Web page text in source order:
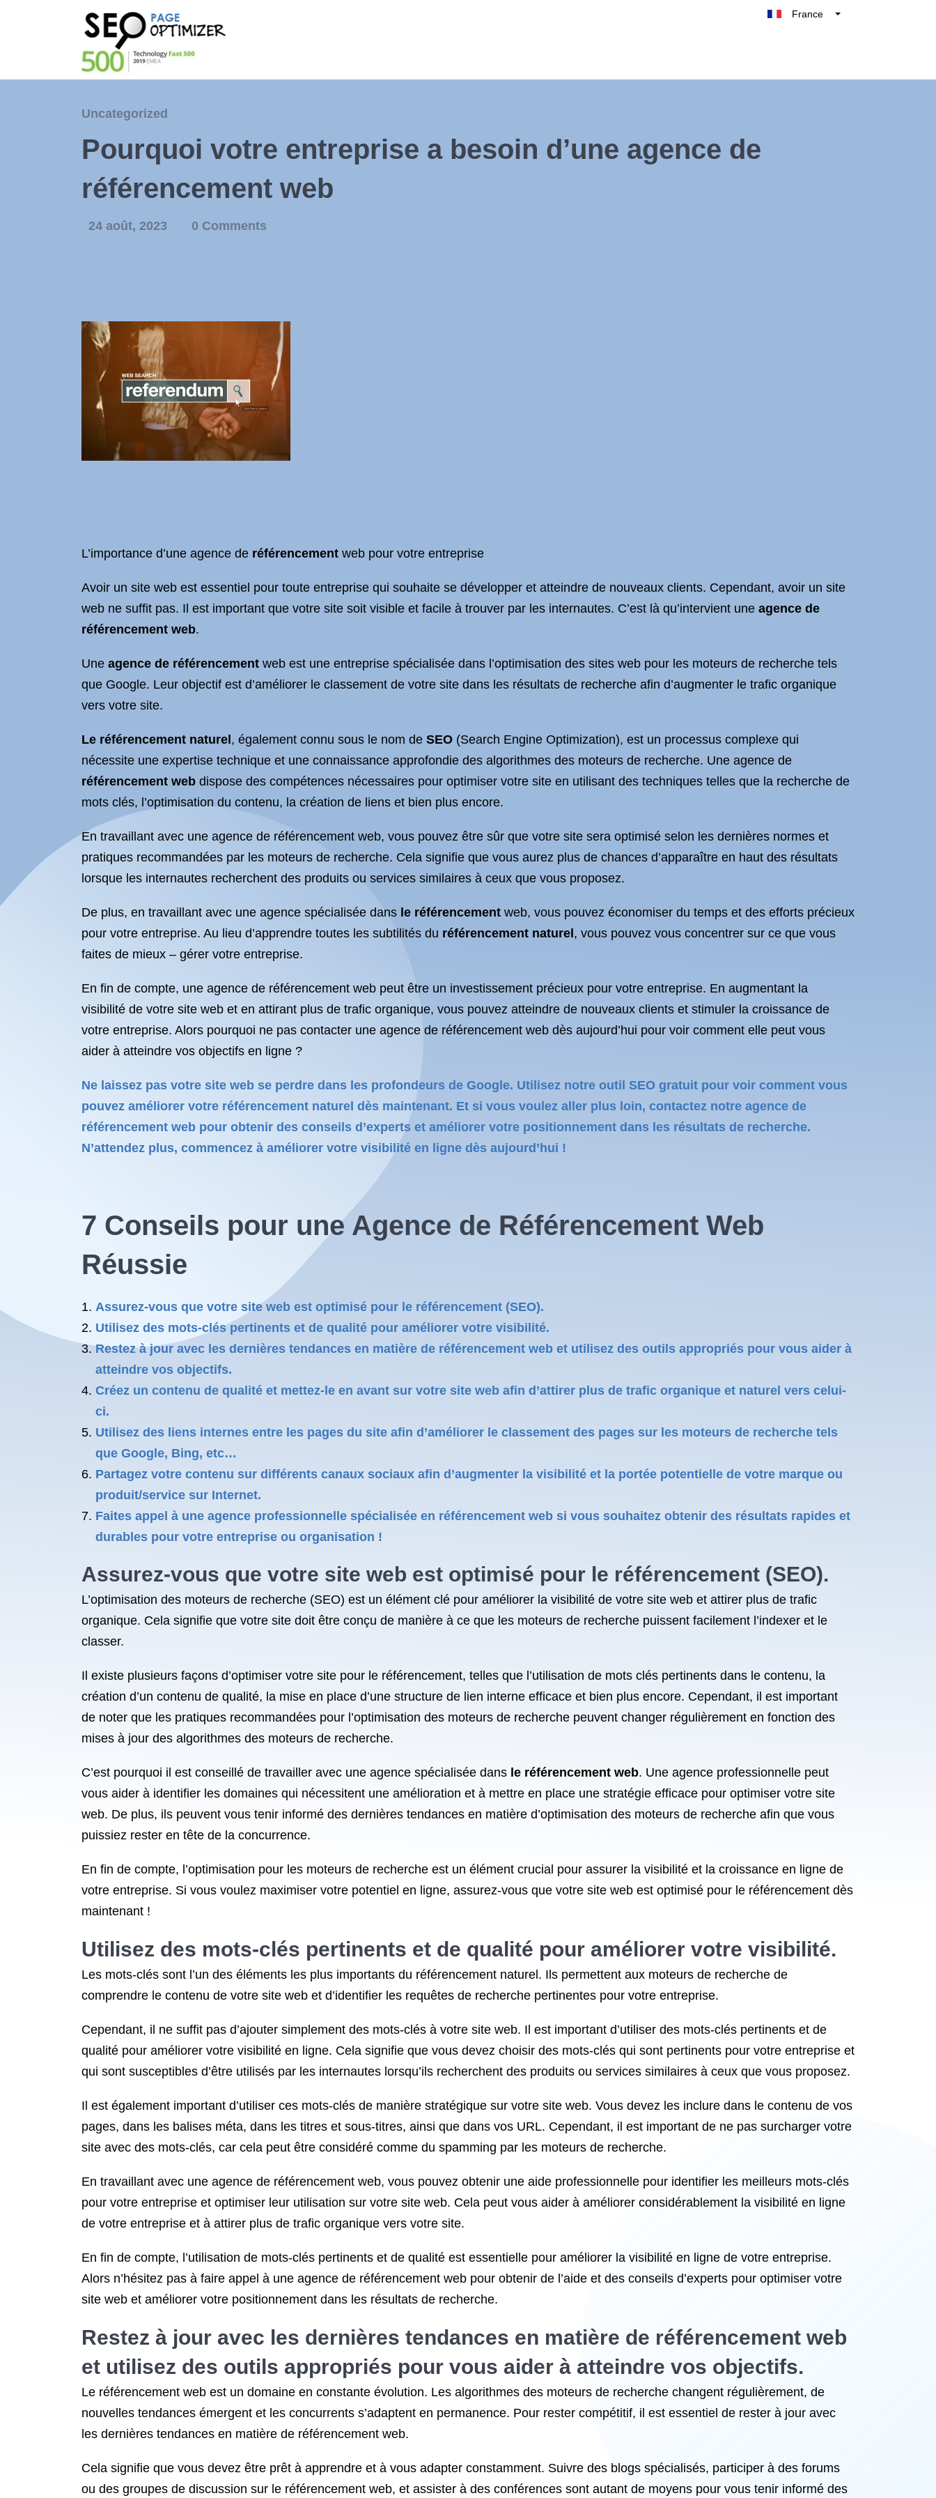
France
Nederland
Uncategorized
Pourquoi votre entreprise a besoin d’une agence de
référencement web
24 août, 2023 0 Comments
L’importance d’une agence de référencement web pour votre entreprise
Avoir un site web est essentiel pour toute entreprise qui souhaite se développer et atteindre de nouveaux clients. Cependant, avoir un site
web ne suffit pas. Il est important que votre site soit visible et facile à trouver par les internautes. C’est là qu’intervient une agence de
référencement web.
Une agence de référencement web est une entreprise spécialisée dans l’optimisation des sites web pour les moteurs de recherche tels
que Google. Leur objectif est d’améliorer le classement de votre site dans les résultats de recherche afin d’augmenter le trafic organique
vers votre site.
Le référencement naturel , également connu sous le nom de SEO (Search Engine Optimization), est un processus complexe qui
nécessite une expertise technique et une connaissance approfondie des algorithmes des moteurs de recherche. Une agence de
référencement web dispose des compétences nécessaires pour optimiser votre site en utilisant des techniques telles que la recherche de
mots clés, l’optimisation du contenu, la création de liens et bien plus encore.
En travaillant avec une agence de référencement web, vous pouvez être sûr que votre site sera optimisé selon les dernières normes et
pratiques recommandées par les moteurs de recherche. Cela signifie que vous aurez plus de chances d’apparaître en haut des résultats
lorsque les internautes recherchent des produits ou services similaires à ceux que vous proposez.
De plus, en travaillant avec une agence spécialisée dans le référencement web, vous pouvez économiser du temps et des efforts précieux
pour votre entreprise. Au lieu d’apprendre toutes les subtilités du référencement naturel , vous pouvez vous concentrer sur ce que vous
faites de mieux – gérer votre entreprise.
En fin de compte, une agence de référencement web peut être un investissement précieux pour votre entreprise. En augmentant la
visibilité de votre site web et en attirant plus de trafic organique, vous pouvez atteindre de nouveaux clients et stimuler la croissance de
votre entreprise. Alors pourquoi ne pas contacter une agence de référencement web dès aujourd’hui pour voir comment elle peut vous
aider à atteindre vos objectifs en ligne ?
Ne laissez pas votre site web se perdre dans les profondeurs de Google. Utilisez notre outil SEO gratuit pour voir comment vous
pouvez améliorer votre référencement naturel dès maintenant. Et si vous voulez aller plus loin, contactez notre agence de
référencement web pour obtenir des conseils d’experts et améliorer votre positionnement dans les résultats de recherche.
N’attendez plus, commencez à améliorer votre visibilité en ligne dès aujourd’hui !
7 Conseils pour une Agence de Référencement Web
Réussie
Assurez-vous que votre site web est optimisé pour le référencement (SEO).
Utilisez des mots-clés pertinents et de qualité pour améliorer votre visibilité.
Restez à jour avec les dernières tendances en matière de référencement web et utilisez des outils appropriés pour vous aider à
atteindre vos objectifs.
Créez un contenu de qualité et mettez-le en avant sur votre site web afin d’attirer plus de trafic organique et naturel vers celui-
ci.
Utilisez des liens internes entre les pages du site afin d’améliorer le classement des pages sur les moteurs de recherche tels
que Google, Bing, etc…
Partagez votre contenu sur différents canaux sociaux afin d’augmenter la visibilité et la portée potentielle de votre marque ou
produit/service sur Internet.
Faites appel à une agence professionnelle spécialisée en référencement web si vous souhaitez obtenir des résultats rapides et
durables pour votre entreprise ou organisation !
Assurez-vous que votre site web est optimisé pour le référencement (SEO).
L’optimisation des moteurs de recherche (SEO) est un élément clé pour améliorer la visibilité de votre site web et attirer plus de trafic
organique. Cela signifie que votre site doit être conçu de manière à ce que les moteurs de recherche puissent facilement l’indexer et le
classer.
Il existe plusieurs façons d’optimiser votre site pour le référencement, telles que l’utilisation de mots clés pertinents dans le contenu, la
création d’un contenu de qualité, la mise en place d’une structure de lien interne efficace et bien plus encore. Cependant, il est important
de noter que les pratiques recommandées pour l’optimisation des moteurs de recherche peuvent changer régulièrement en fonction des
mises à jour des algorithmes des moteurs de recherche.
C’est pourquoi il est conseillé de travailler avec une agence spécialisée dans le référencement web. Une agence professionnelle peut
vous aider à identifier les domaines qui nécessitent une amélioration et à mettre en place une stratégie efficace pour optimiser votre site
web. De plus, ils peuvent vous tenir informé des dernières tendances en matière d’optimisation des moteurs de recherche afin que vous
puissiez rester en tête de la concurrence.
En fin de compte, l’optimisation pour les moteurs de recherche est un élément crucial pour assurer la visibilité et la croissance en ligne de
votre entreprise. Si vous voulez maximiser votre potentiel en ligne, assurez-vous que votre site web est optimisé pour le référencement dès
maintenant !
Utilisez des mots-clés pertinents et de qualité pour améliorer votre visibilité.
Les mots-clés sont l’un des éléments les plus importants du référencement naturel. Ils permettent aux moteurs de recherche de
comprendre le contenu de votre site web et d’identifier les requêtes de recherche pertinentes pour votre entreprise.
Cependant, il ne suffit pas d’ajouter simplement des mots-clés à votre site web. Il est important d’utiliser des mots-clés pertinents et de
qualité pour améliorer votre visibilité en ligne. Cela signifie que vous devez choisir des mots-clés qui sont pertinents pour votre entreprise et
qui sont susceptibles d’être utilisés par les internautes lorsqu’ils recherchent des produits ou services similaires à ceux que vous proposez.
Il est également important d’utiliser ces mots-clés de manière stratégique sur votre site web. Vous devez les inclure dans le contenu de vos
pages, dans les balises méta, dans les titres et sous-titres, ainsi que dans vos URL. Cependant, il est important de ne pas surcharger votre
site avec des mots-clés, car cela peut être considéré comme du spamming par les moteurs de recherche.
En travaillant avec une agence de référencement web, vous pouvez obtenir une aide professionnelle pour identifier les meilleurs mots-clés
pour votre entreprise et optimiser leur utilisation sur votre site web. Cela peut vous aider à améliorer considérablement la visibilité en ligne
de votre entreprise et à attirer plus de trafic organique vers votre site.
En fin de compte, l’utilisation de mots-clés pertinents et de qualité est essentielle pour améliorer la visibilité en ligne de votre entreprise.
Alors n’hésitez pas à faire appel à une agence de référencement web pour obtenir de l’aide et des conseils d’experts pour optimiser votre
site web et améliorer votre positionnement dans les résultats de recherche.
Restez à jour avec les dernières tendances en matière de référencement web
et utilisez des outils appropriés pour vous aider à atteindre vos objectifs.
Le référencement web est un domaine en constante évolution. Les algorithmes des moteurs de recherche changent régulièrement, de
nouvelles tendances émergent et les concurrents s’adaptent en permanence. Pour rester compétitif, il est essentiel de rester à jour avec
les dernières tendances en matière de référencement web.
Cela signifie que vous devez être prêt à apprendre et à vous adapter constamment. Suivre des blogs spécialisés, participer à des forums
ou des groupes de discussion sur le référencement web, et assister à des conférences sont autant de moyens pour vous tenir informé des